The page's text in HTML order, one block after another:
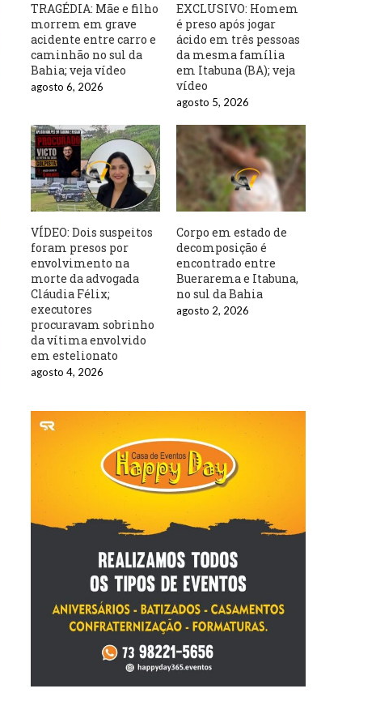
TRAGÉDIA: Mãe e filho
morrem em grave
acidente entre carro e
caminhão no sul da
Bahia; veja vídeo
agosto 6, 2026
EXCLUSIVO: Homem
é preso após jogar
ácido em três pessoas
da mesma família
em Itabuna (BA); veja
vídeo
agosto 5, 2026
VÍDEO: Dois suspeitos
foram presos por
envolvimento na
morte da advogada
Cláudia Félix;
executores
procuravam sobrinho
da vítima envolvido
em estelionato
agosto 4, 2026
Corpo em estado de
decomposição é
encontrado entre
Buerarema e Itabuna,
no sul da Bahia
agosto 2, 2026